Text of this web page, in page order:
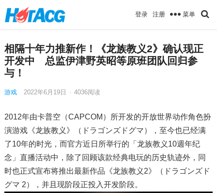
登录 注册 菜单
相隔十年力推新作！《龙族教义2》确认现正
开发中 总监伊津野英昭等原班团队回归参
与！
游戏 2022年6月19日 · 4036阅读
2012年由卡普空（CAPCOM）所开发的开放世界动作角色扮
演游戏《龙族教义》（ドラゴンズドグマ），至今也已经满
了10年的时光，而官方近日所举行的「龙族教义10週年纪
念」直播活动中，除了回顾该款经典电玩的历史轨迹外，同
时也正式宣布将推出最新作品《龙族教义2》（ドラゴンズド
グマ 2），并且现阶段正投入开发阶段。